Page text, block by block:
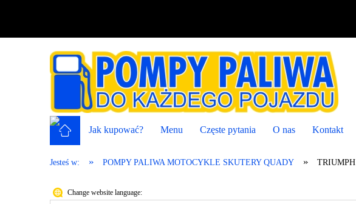
Jak kupować? Menu Częste pytania O nas Kontakt
Jesteś w: » POMPY PALIWA MOTOCYKLE SKUTERY QUADY » TRIUMPH
Change website language: